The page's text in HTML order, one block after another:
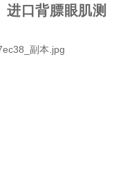
进口背膘眼肌测